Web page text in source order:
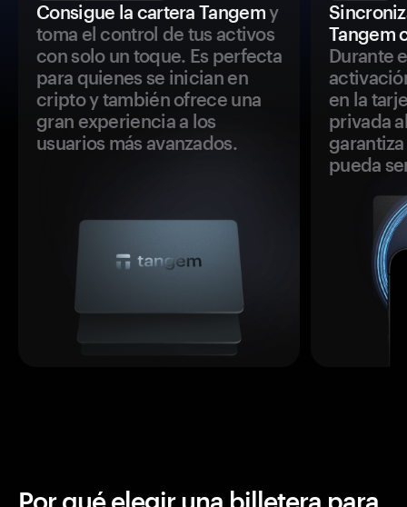
Consigue la cartera Tangemy
toma el control de tus activos
con solo un toque. Es perfecta
para quienes se inician en
cripto y también ofrece una
gran experiencia a los
usuarios más avanzados.
Tangem
Durante
en la
privada
pueda
Por qué elegir una billetera para